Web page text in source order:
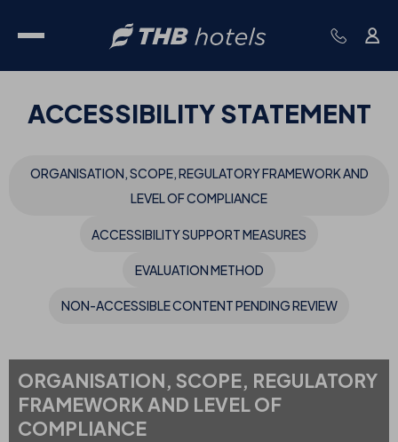
ACCESSIBILITY STATEMENT
ORGANISATION, SCOPE, REGULATORY FRAMEWORK AND
LEVEL OF COMPLIANCE
ACCESSIBILITY SUPPORT MEASURES
EVALUATION METHOD
NON-ACCESSIBLE CONTENT PENDING REVIEW
ORGANISATION, SCOPE, REGULATORY
FRAMEWORK AND LEVEL OF
COMPLIANCE